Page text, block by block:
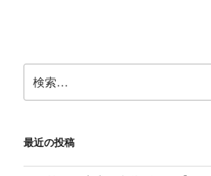
索:
最近の投稿